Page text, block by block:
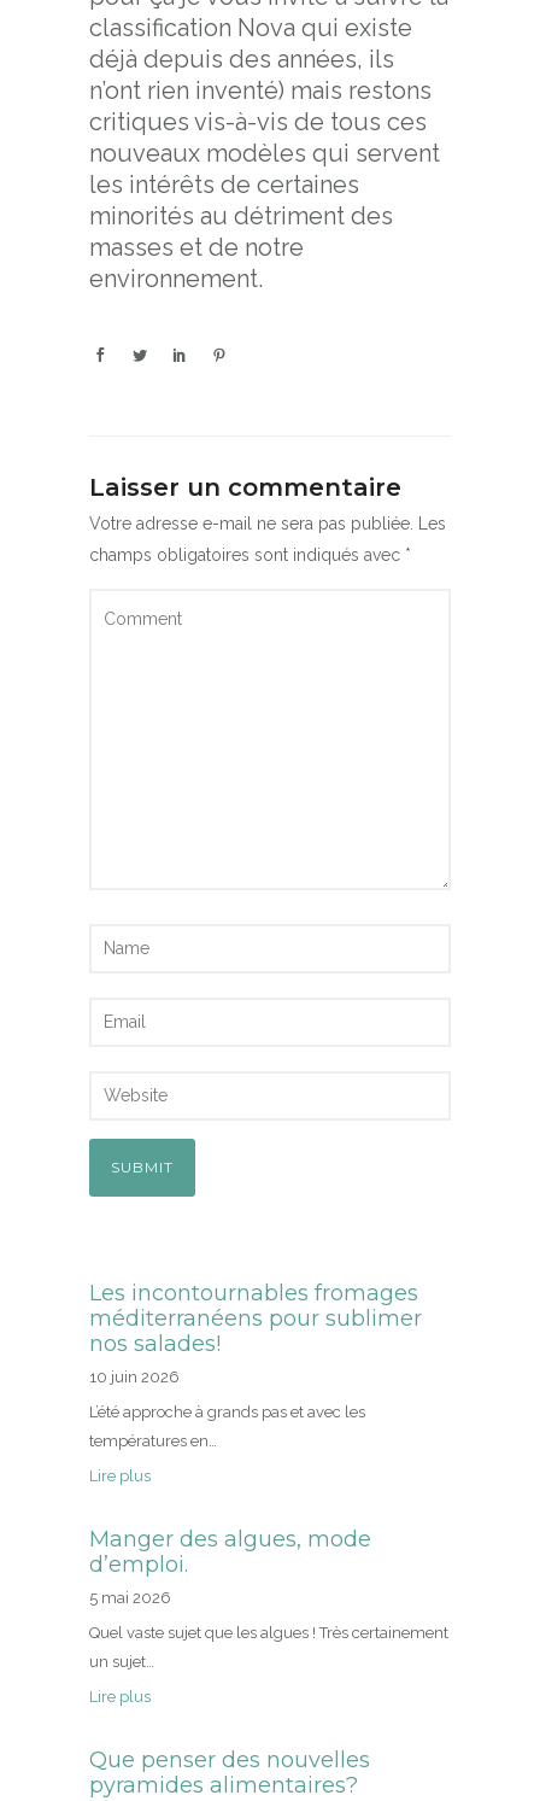
classification Nova qui existe
déjà depuis des années, ils
n’ont rien inventé) mais restons
critiques vis-à-vis de tous ces
nouveaux modèles qui servent
les intérêts de certaines
minorités au détriment des
masses et de notre
environnement.
Laisser un commentaire
Votre adresse e-mail ne sera pas publiée.
Les
champs obligatoires sont indiqués avec *
Les incontournables fromages
méditerranéens pour sublimer
nos salades!
10 juin 2026
L’été approche à grands pas et avec les
températures en…
Lire plus
Manger des algues, mode
d’emploi.
5 mai 2026
Quel vaste sujet que les algues ! Très certainement
un sujet…
Lire plus
Que penser des nouvelles
pyramides alimentaires?